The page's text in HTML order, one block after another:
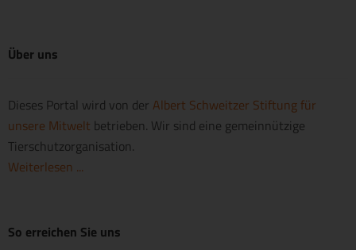
Über uns
Dieses Portal wird von der Albert Schweitzer Stiftung für
unsere Mitwelt betrieben. Wir sind eine gemeinnützige
Tierschutzorganisation.
Weiterlesen ...
So erreichen Sie uns